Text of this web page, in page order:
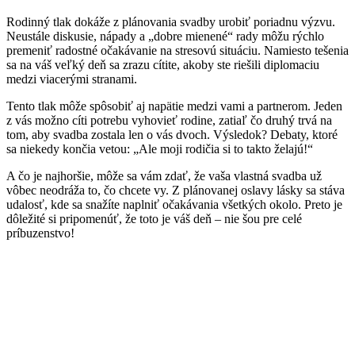
Rodinný tlak dokáže z plánovania svadby urobiť poriadnu výzvu.
Neustále diskusie, nápady a „dobre mienené“ rady môžu rýchlo
premeniť radostné očakávanie na stresovú situáciu. Namiesto tešenia
sa na váš veľký deň sa zrazu cítite, akoby ste riešili diplomaciu
medzi viacerými stranami.
Tento tlak môže spôsobiť aj napätie medzi vami a partnerom. Jeden
z vás možno cíti potrebu vyhovieť rodine, zatiaľ čo druhý trvá na
tom, aby svadba zostala len o vás dvoch. Výsledok? Debaty, ktoré
sa niekedy končia vetou: „Ale moji rodičia si to takto želajú!“
A čo je najhoršie, môže sa vám zdať, že vaša vlastná svadba už
vôbec neodráža to, čo chcete vy. Z plánovanej oslavy lásky sa stáva
udalosť, kde sa snažíte naplniť očakávania všetkých okolo. Preto je
dôležité si pripomenúť, že toto je váš deň – nie šou pre celé
príbuzenstvo!